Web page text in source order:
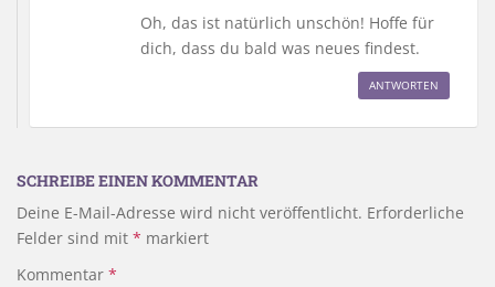
Oh, das ist natürlich unschön! Hoffe für
dich, dass du bald was neues findest.
ANTWORTEN
SCHREIBE EINEN KOMMENTAR
Deine E-Mail-Adresse wird nicht veröffentlicht. Erforderliche
Felder sind mit * markiert
Kommentar *